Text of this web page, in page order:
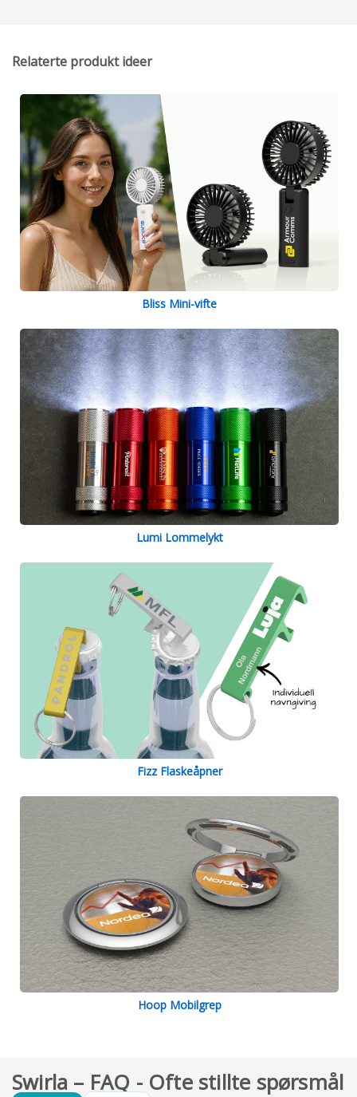
Relaterte produkt ideer
Bliss Mini-vifte
Lumi Lommelykt
Fizz Flaskeåpner
Hoop Mobilgrep
Swirla – FAQ - Ofte stillte spørsmål